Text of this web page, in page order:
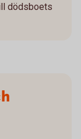
dödsboets